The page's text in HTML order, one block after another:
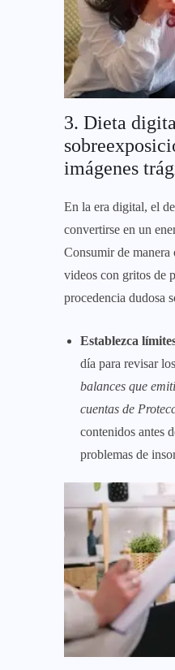
3. Dieta
imágenes
En la era digital, el
convertirse en un
Consumir de manera
videos con gritos de
procedencia dudosa
Establezca
día para revisar
balances que
cuentas de
contenidos antes
problemas de